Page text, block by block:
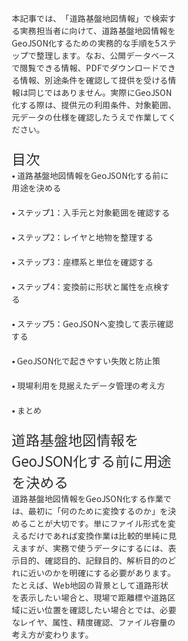
本記事では、「道路基盤地図情報」で検索す
る実務担当者に向けて、道路基盤地図情報を
GeoJSON化するための実務的な手順を5ステ
ップで整理します。なお、公開データベース
で閲覧できる情報、PDFでダウンロードでき
る情報、別途条件を確認して提供を受ける情
報は同じではありません。実際にGeoJSON
化する際は、提供元の利用条件、対象範囲、
元データの仕様を確認したうえで作業してく
ださい。
目次
• 道路基盤地図情報をGeoJSON化する前に
•
•
•
• ステップ4：変換前に形状と属性を点検す
• ステップ5：GeoJSONへ変換して表示確認
•
•
• まとめ
道路基盤地図情報を
GeoJSON化する前に用途
を決める
道路基盤地図情報をGeoJSON化する作業で
は、最初に「何のために変換するのか」を決
めることが大切です。単にファイル形式を変
えるだけであれば変換作業は比較的単純に見
えますが、実務で使うデータにするには、表
示目的、確認目的、記録目的、解析目的のど
れに近いのかを明確にする必要があります。
たとえば、Web地図の背景として道路形状
を表示したい場合と、現場で距離標や道路区
域に近い位置を確認したい場合とでは、必要
なレイヤ、属性、精度確認、ファイル容量の
考え方が変わります。